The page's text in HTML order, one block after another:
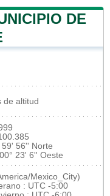
DE
de altitud
59' 56'' Norte
23' 6'' Oeste
Mexico_City)
: UTC -5:00